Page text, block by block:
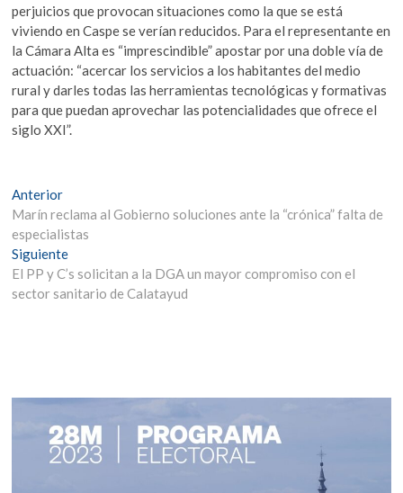
perjuicios que provocan situaciones como la que se está
viviendo en Caspe se verían reducidos. Para el representante en
la Cámara Alta es “imprescindible” apostar por una doble vía de
actuación: “acercar los servicios a los habitantes del medio
rural y darles todas las herramientas tecnológicas y formativas
para que puedan aprovechar las potencialidades que ofrece el
siglo XXI”.
Navegación
de
entradas
AnteriorEntrada
anterior:
Marín reclama al Gobierno soluciones ante la “crónica” falta de
especialistas
SiguienteEntrada
siguiente:
El PP y C’s solicitan a la DGA un mayor compromiso con el
sector sanitario de Calatayud